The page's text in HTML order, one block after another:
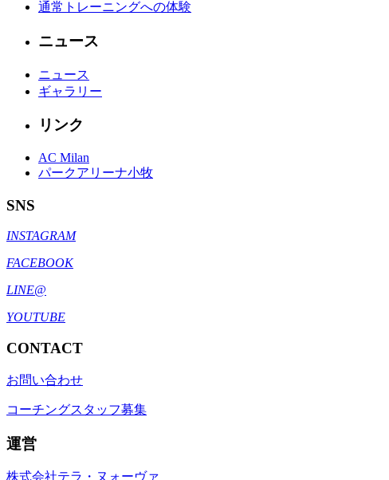
通常トレーニングへの体験
ニュース
ニュース
ギャラリー
リンク
AC Milan
パークアリーナ小牧
SNS
INSTAGRAM
FACEBOOK
LINE@
YOUTUBE
CONTACT
お問い合わせ
コーチングスタッフ募集
運営
株式会社テラ・ヌォーヴァ